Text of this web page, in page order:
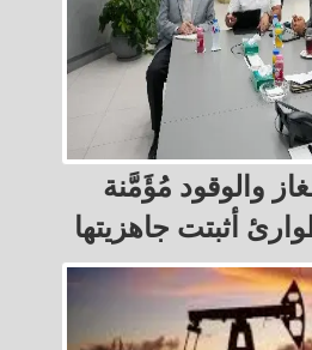
والوقود مُؤَمَّنة
أثبتت جاهزيتها